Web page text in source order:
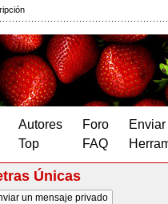
Autores
Top
Foro
FAQ
Únicas
un mensaje privado